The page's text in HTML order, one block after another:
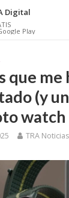
que me
(y
TRA Noticias
Digital
Play